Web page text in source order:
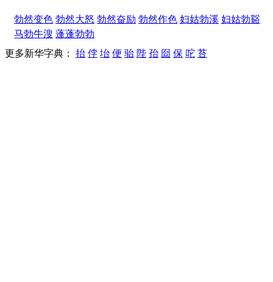
勃然变色 勃然大怒 勃然奋励 勃然作色 妇姑勃溪 妇姑勃谿
马勃牛溲 蓬蓬勃勃
更多新华字典： 抬 侼 坮 便 骀 陛 孡 囼 保 咜 苔